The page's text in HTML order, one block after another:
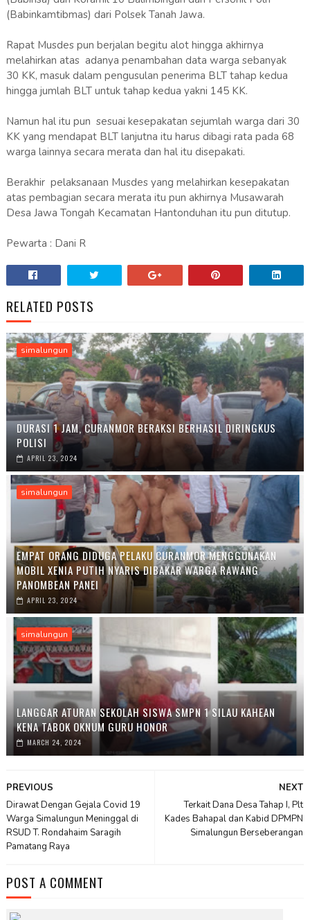
(Babinkamtibmas) dari Polsek Tanah Jawa.
Rapat Musdes pun berjalan begitu alot hingga akhirnya
melahirkan atas adanya penambahan data warga sebanyak
30 KK, masuk dalam pengusulan penerima BLT tahap kedua
hingga jumlah BLT untuk tahap kedua yakni 145 KK.
Namun hal itu pun sesuai kesepakatan sejumlah warga dari 30
KK yang mendapat BLT lanjutna itu harus dibagi rata pada 68
warga lainnya secara merata dan hal itu disepakati.
Berakhir pelaksanaan Musdes yang melahirkan kesepakatan
atas pembagian secara merata itu pun akhirnya Musawarah
Desa Jawa Tongah Kecamatan Hantonduhan itu pun ditutup.
Pewarta : Dani R
RELATED POSTS
simalungun
DURASI 1 JAM, CURANMOR BERAKSI BERHASIL DIRINGKUS
POLISI
APRIL 23, 2024
simalungun
EMPAT ORANG DIDUGA PELAKU CURANMOR MENGGUNAKAN
MOBIL XENIA PUTIH NYARIS DIBAKAR WARGA RAWANG
PANOMBEAN PANEI
APRIL 23, 2024
simalungun
LANGGAR ATURAN SEKOLAH SISWA SMPN 1 SILAU KAHEAN
KENA TABOK OKNUM GURU HONOR
MARCH 24, 2024
NEXT
Terkait Dana Desa Tahap I, Plt
Kades Bahapal dan Kabid DPMPN
Simalungun Berseberangan
PREVIOUS
Dirawat Dengan Gejala Covid 19
Warga Simalungun Meninggal di
RSUD T. Rondahaim Saragih
Pamatang Raya
POST A COMMENT